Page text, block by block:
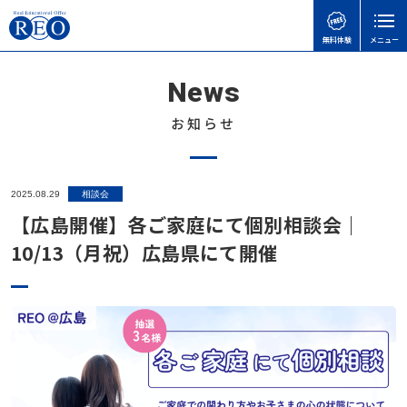
無料体験 メニュー
サポート内容
体験談
本人向け
無料体験
News
お知らせ
2025.08.29 相談会
【広島開催】各ご家庭にて個別相談会｜
10/13（月祝）広島県にて開催
子どもの接し方で
検 索
言い過ぎた後に親ができること
不登校でゲームをやりすぎても大丈夫？
おきたい切り出し方と関わり方
不登校の子どもが学校に行きたくなる魔法の言葉
不登校の子どもへの関わり方で気をつけたいこと｜
学習面・進路面で
検 索
と出題範囲
【さいたま市】いろどり学園とは？不登校の子も通
令和8年度から「情報」が必修に｜高卒認定試験の
変更点と不登校生への影響をわかりやすく解説
高卒認定の物理基礎が不安な方へ｜出題範囲と勉強
の進め方
親御さんのお悩みで
検 索
不登校のこどもの味方！自治体ごとの教育支援セン
ターの実際と活用事例
それぞれの才能
不登校の子どもに進路の話はいつする？親が知って
おきたい切り出し方と関わり方